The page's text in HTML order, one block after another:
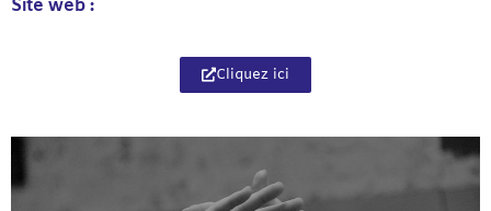
Site web :
Cliquez ici